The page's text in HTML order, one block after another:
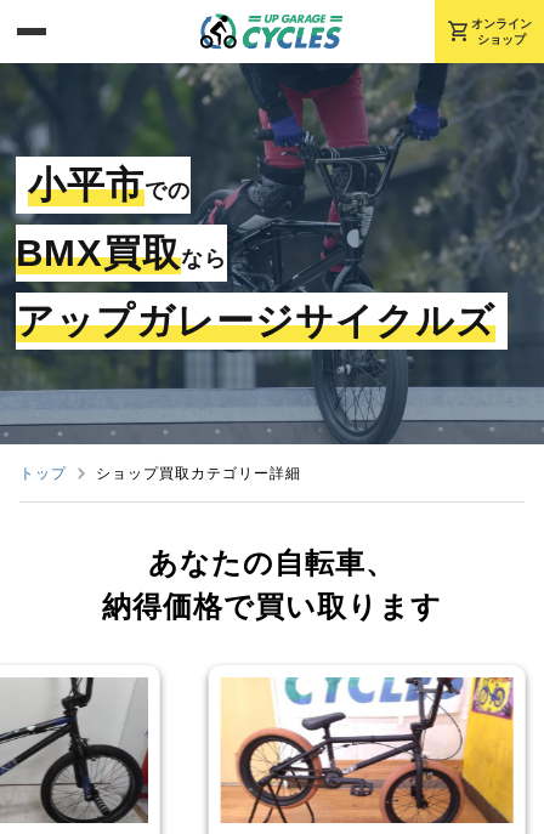
shopping_cart オンライン
ショップ
小平市での
BMX買取なら
アップガレージサイクルズ
トップ ショップ買取カテゴリー詳細
あなたの自転車、
納得価格で買い取ります